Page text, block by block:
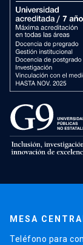
MESA
Teléfono para